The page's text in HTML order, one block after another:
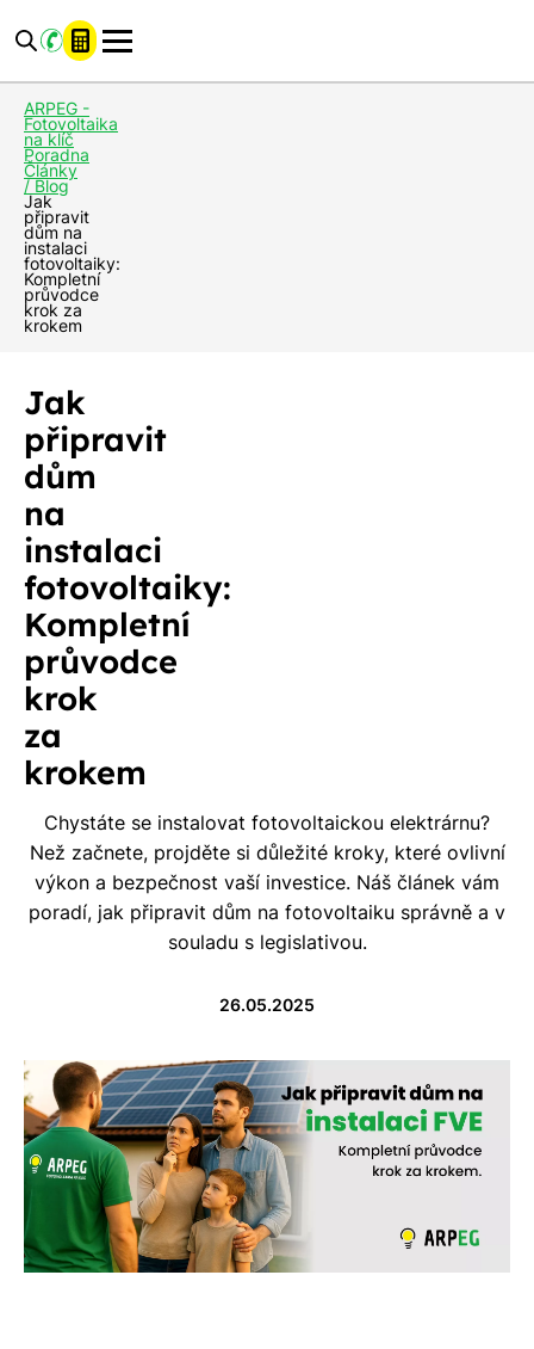
ARPEG -
Fotovoltaika
na klíč
Poradna
Články
/ Blog
Jak
připravit
dům na
instalaci
fotovoltaiky:
Kompletní
průvodce
krok za
krokem
Jak
připravit
dům
na
instalaci
fotovoltaiky:
Kompletní
průvodce
krok
za
krokem
Chystáte se instalovat fotovoltaickou elektrárnu?
Než začnete, projděte si důležité kroky, které ovlivní
výkon a bezpečnost vaší investice. Náš článek vám
poradí, jak připravit dům na fotovoltaiku správně a v
souladu s legislativou.
26.05.2025